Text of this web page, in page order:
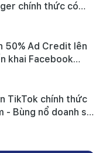
chính thức có
50% Ad Credit lên
khai Facebook
dành cho khách
TikTok chính thức
- Bùng nổ doanh số
và Haravan